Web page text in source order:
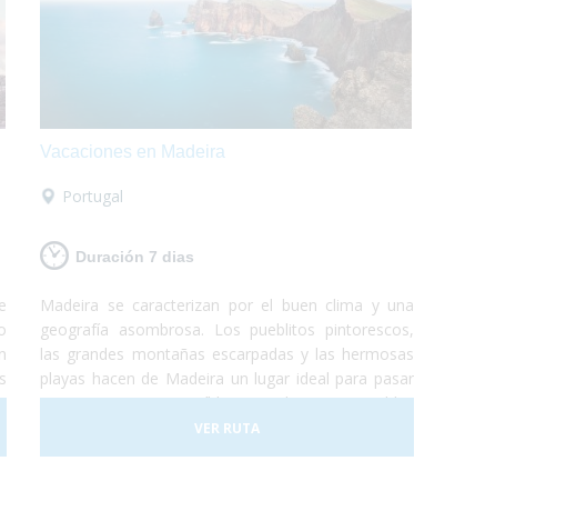
Vacaciones en Madeira
Portugal
Duración 7 dias
Madeira se caracterizan por el buen clima y una
geografía asombrosa. Los pueblitos pintorescos,
las grandes montañas escarpadas y las hermosas
playas hacen de Madeira un lugar ideal para pasar
unas vacaciones, increíbles y totalmente accesibles
para personas con discapacidad o usuarios de silla
de ruedas. En 2017 la ciudad de Funchal recibió el
VER RUTA